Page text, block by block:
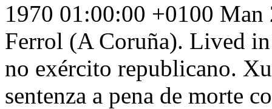
1970 01:00:00 +0100 Man
Ferrol (A Coruña). Lived
no exército republicano.
sentenza a pena de morte